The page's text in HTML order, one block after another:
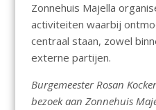
Zonnehuis Majella
activiteiten waarbij
centraal staan, zowel
externe partijen.
Burgemeester Rosan
bezoek aan Zonnehuis